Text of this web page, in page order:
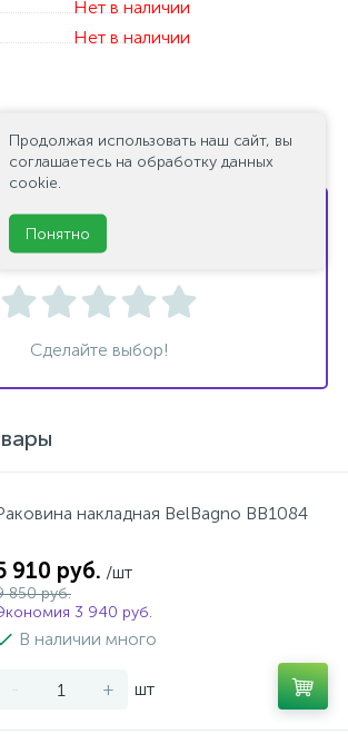
Нет в наличии
Нет в наличии
оставить отзыв?
Поставьте свою оценку!
Сделайте выбор!
накладная BelBagno BB1084
910 руб. /шт
850 руб.
3 940 руб.
В наличии много
- + шт
Продолжая использовать наш сайт, вы
соглашаетесь на обработку данных
cookie.
Понятно